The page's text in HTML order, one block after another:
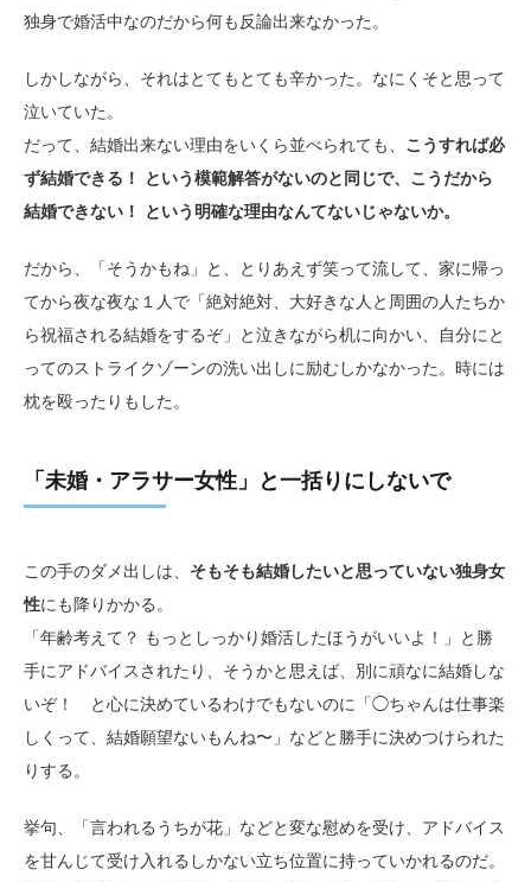
独身で婚活中なのだから何も反論出来なかった。
しかしながら、それはとてもとても辛かった。なにくそと思って
泣いていた。
だって、結婚出来ない理由をいくら並べられても、 こうすれば必
ず結婚できる！ という模範解答がないのと同じで、こうだから
結婚できない！ という明確な理由なんてないじゃないか。
だから、「そうかもね」と、とりあえず笑って流して、家に帰っ
てから夜な夜な１人で「絶対絶対、大好きな人と周囲の人たちか
ら祝福される結婚をするぞ」と泣きながら机に向かい、自分にと
ってのストライクゾーンの洗い出しに励むしかなかった。時には
枕を殴ったりもした。
「未婚・アラサー女性」と一括りにしないで
この手のダメ出しは、 そもそも結婚したいと思っていない独身女
性にも降りかかる。
「年齢考えて？ もっとしっかり婚活したほうがいいよ！」と勝
手にアドバイスされたり、そうかと思えば、別に頑なに結婚しな
いぞ！ と心に決めているわけでもないのに「◯ちゃんは仕事楽
しくって、結婚願望ないもんね〜」などと勝手に決めつけられた
りする。
挙句、「言われるうちが花」などと変な慰めを受け、アドバイス
を甘んじて受け入れるしかない立ち位置に持っていかれるのだ。